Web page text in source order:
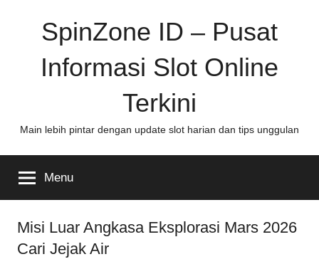
SpinZone ID – Pusat
Informasi Slot Online
Terkini
Main lebih pintar dengan update slot harian dan tips unggulan
Menu
Misi Luar Angkasa Eksplorasi Mars 2026
Cari Jejak Air